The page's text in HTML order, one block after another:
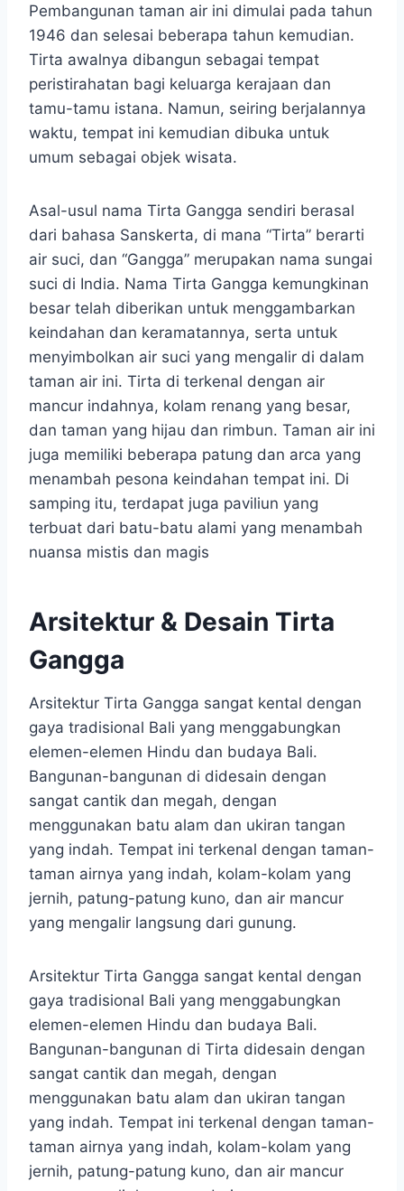
Pembangunan taman air ini dimulai pada tahun
1946 dan selesai beberapa tahun kemudian.
Tirta awalnya dibangun sebagai tempat
peristirahatan bagi keluarga kerajaan dan
tamu-tamu istana. Namun, seiring berjalannya
waktu, tempat ini kemudian dibuka untuk
umum sebagai objek wisata.
Asal-usul nama Tirta Gangga sendiri berasal
dari bahasa Sanskerta, di mana “Tirta” berarti
air suci, dan “Gangga” merupakan nama sungai
suci di India. Nama Tirta Gangga kemungkinan
besar telah diberikan untuk menggambarkan
keindahan dan keramatannya, serta untuk
menyimbolkan air suci yang mengalir di dalam
taman air ini. Tirta di terkenal dengan air
mancur indahnya, kolam renang yang besar,
dan taman yang hijau dan rimbun. Taman air ini
juga memiliki beberapa patung dan arca yang
menambah pesona keindahan tempat ini. Di
samping itu, terdapat juga paviliun yang
terbuat dari batu-batu alami yang menambah
nuansa mistis dan magis
Arsitektur & Desain Tirta
Gangga
Arsitektur Tirta Gangga sangat kental dengan
gaya tradisional Bali yang menggabungkan
elemen-elemen Hindu dan budaya Bali.
Bangunan-bangunan di didesain dengan
sangat cantik dan megah, dengan
menggunakan batu alam dan ukiran tangan
yang indah. Tempat ini terkenal dengan taman-
taman airnya yang indah, kolam-kolam yang
jernih, patung-patung kuno, dan air mancur
yang mengalir langsung dari gunung.
Arsitektur Tirta Gangga sangat kental dengan
gaya tradisional Bali yang menggabungkan
elemen-elemen Hindu dan budaya Bali.
Bangunan-bangunan di Tirta didesain dengan
sangat cantik dan megah, dengan
menggunakan batu alam dan ukiran tangan
yang indah. Tempat ini terkenal dengan taman-
taman airnya yang indah, kolam-kolam yang
jernih, patung-patung kuno, dan air mancur